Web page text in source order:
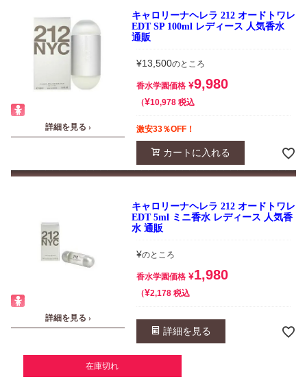
詳細を見る ›
キャロリーナヘレラ 212 オードトワレ
EDT SP 100ml レディース 人気香水
通販
¥13,500のところ
香水学園価格 ¥9,980
¥10,978 税込
激安33％OFF！
カートに入れる
詳細を見る ›
キャロリーナヘレラ 212 オードトワレ
EDT 5ml ミニ香水 レディース 人気香
水 通販
¥のところ
香水学園価格 ¥1,980
¥2,178 税込
詳細を見る
在庫切れ